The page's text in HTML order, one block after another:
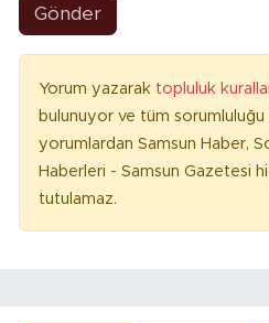
Gönder
Yorum yazarak topluluk
bulunuyor ve tüm sorumluluğu
yorumlardan Samsun Haber,
Haberleri - Samsun Gazetesi
tutulamaz.